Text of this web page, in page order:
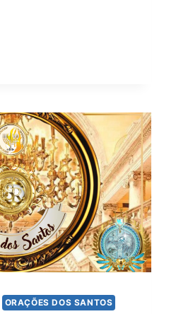
ORAÇÕES DOS SANTOS